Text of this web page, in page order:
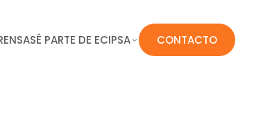
SÉ PARTE DE ECIPSA CONTACTO